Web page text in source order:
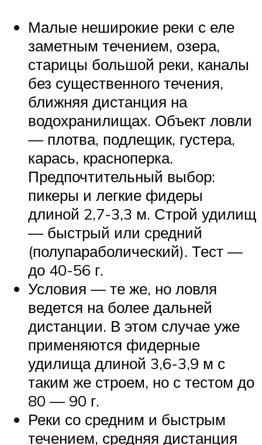
Малые неширокие реки с еле
заметным течением, озера,
старицы большой реки, каналы
без существенного течения,
ближняя дистанция на
водохранилищах. Объект ловли
— плотва, подлещик, густера,
карась, красноперка.
Предпочтительный выбор:
пикеры и легкие фидеры
длиной 2,7-3,3 м. Строй удилищ
— быстрый или средний
(полупараболический). Тест —
до 40-56 г.
Условия — те же, но ловля
ведется на более дальней
дистанции. В этом случае уже
применяются фидерные
удилища длиной 3,6-3,9 м с
таким же строем, но с тестом до
80 — 90 г.
Реки со средним и быстрым
течением, средняя дистанция